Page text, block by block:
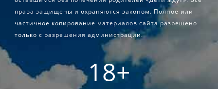
права защищены и охраняются законом. Полное или
частичное копирование материалов сайта разрешено
только с разрешения администрации.
18+